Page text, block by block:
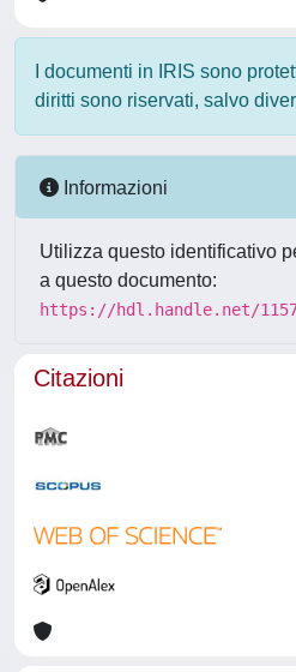
I documenti in IRIS sono
diritti sono riservati, salvo
Informazioni
Utilizza questo identificativo
a questo documento:
https://hdl.handle.net/
Citazioni